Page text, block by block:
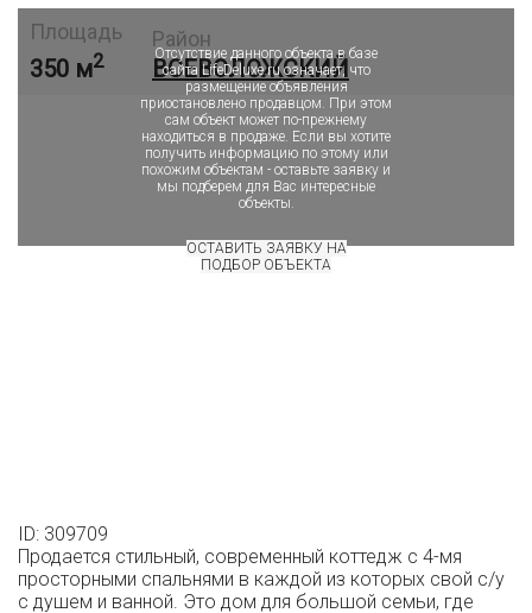
Отсутствие данного объекта в базе
сайта LifeDeluxe.ru означает, что
размещение объявления
приостановлено продавцом. При этом
сам объект может по-прежнему
находиться в продаже. Если вы хотите
получить информацию по этому или
похожим объектам - оставьте заявку и
мы подберем для Вас интересные
объекты.
ОСТАВИТЬ ЗАЯВКУ НА
ПОДБОР ОБЪЕКТА
Площадь
350 м2
Район
ВСЕВОЛОЖСКИЙ
ID: 309709
Продается стильный, современный коттедж с 4-мя
просторными спальнями в каждой из которых свой с/у
с душем и ванной. Это дом для большой семьи, где